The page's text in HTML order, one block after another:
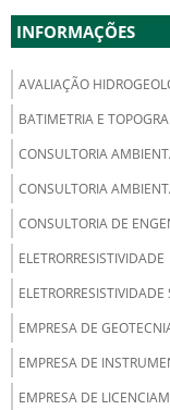
INFORMAÇÕES
AVALIAÇÃO
BATIMETRIA E
CONSULTORIA
CONSULTORIA
CONSULTORIA DE
ELETRORRESISTIVIDADE
EMPRESA DE
EMPRESA DE
EMPRESA DE